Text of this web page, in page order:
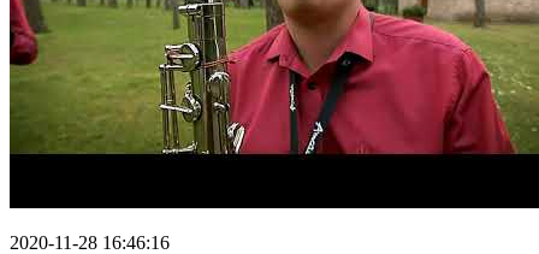
2020-11-28 16:46:16